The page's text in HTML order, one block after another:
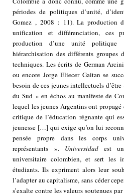
périodes de politiques d’unité,
Gomez , 2008 : 11). La production
unification et différenciation, ces
production d’une unité
hiérarchisation des différents groupes
techniques. Les écrits de German
ou encore Jorge Eliecer Gaitan se
besoin de ces jeunes intellectuels
du Sud » en échos au manifeste de
lequel les jeunes Argentins ont
critique de l’éducation régnante qui
jeunesse […] qui exige qu’on lui
pensée propre dans les corps
représentants ». Universidad est
universitaire colombien, et sert les
étudiants. Ils expriment alors leur
l’adapter au capitalisme, sans céder
s’exalte contre les valeurs soutenues